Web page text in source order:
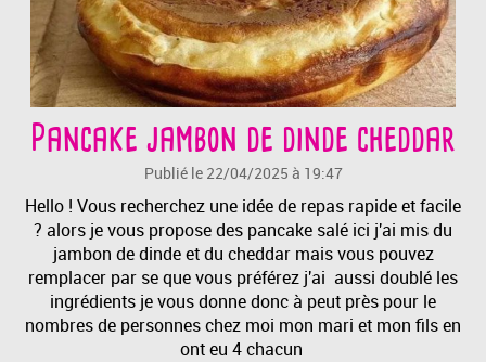
Pancake jambon de dinde cheddar
Publié le 22/04/2025 à 19:47
Hello ! Vous recherchez une idée de repas rapide et facile
? alors je vous propose des pancake salé ici j'ai mis du
jambon de dinde et du cheddar mais vous pouvez
remplacer par se que vous préférez j'ai aussi doublé les
ingrédients je vous donne donc à peut près pour le
nombres de personnes chez moi mon mari et mon fils en
ont eu 4 chacun